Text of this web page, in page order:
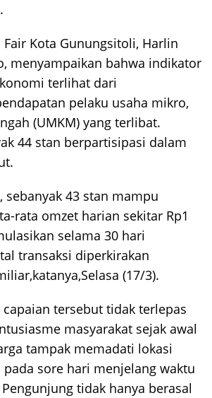
Fair Kota Gunungsitoli, Harlin
menyampaikan bahwa indikator
terlihat dari
pelaku usaha mikro,
(UMKM) yang terlibat.
44 stan berpartisipasi dalam
sebanyak 43 stan mampu
rata omzet harian sekitar Rp1
selama 30 hari
transaksi diperkirakan
(17/3).
tersebut tidak terlepas
masyarakat sejak awal
tampak memadati lokasi
sore hari menjelang waktu
tidak hanya berasal